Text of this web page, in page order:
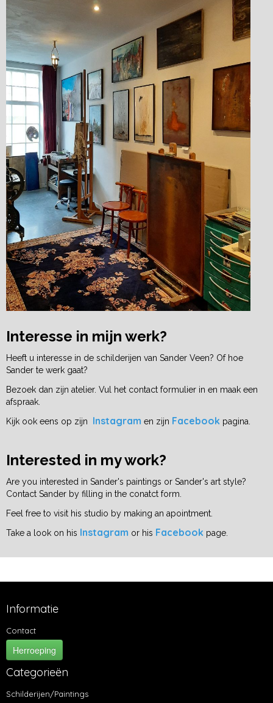
Interesse in mijn werk?
Heeft u interesse in de schilderijen van Sander Veen? Of hoe
Sander te werk gaat?
Bezoek dan zijn atelier. Vul het contact formulier in en maak een
afspraak.
Kijk ook eens op zijn Instagram en zijn Facebook pagina.
Interested in my work?
Are you interested in Sander's paintings or Sander's art style?
Contact Sander by filling in the conatct form.
Feel free to visit his studio by making an apointment.
Take a look on his Instagram or his Facebook page.
Informatie
Contact
Herroeping
Categorieën
Schilderijen/Paintings